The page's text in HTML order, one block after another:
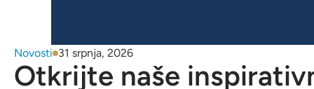
Novosti 31 srpnja, 2026
Otkrijte naše